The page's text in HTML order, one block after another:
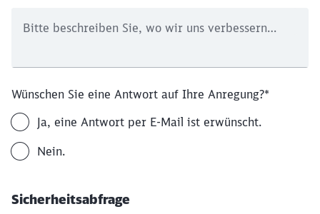
Bitte beschreiben Sie, wo wir uns verbessern
Wünschen Sie eine Antwort auf Ihre Anregung?*
Ja, eine Antwort per E-Mail ist erwünscht.
Nein.
Sicherheitsabfrage